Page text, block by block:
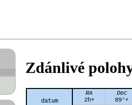
Zdánlivé
datum
RA
2h+
Dec
89°+